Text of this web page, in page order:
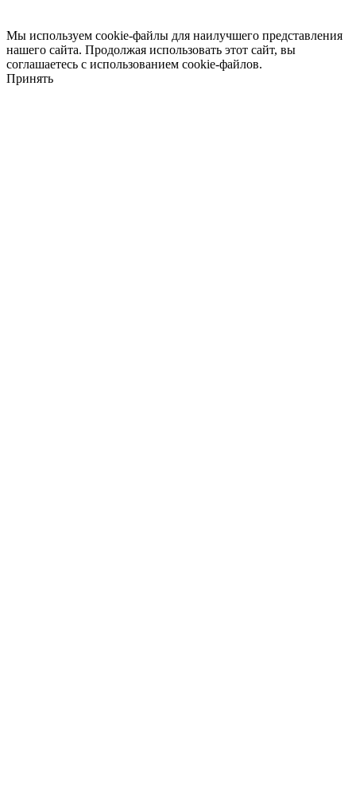
Мы используем cookie-файлы для наилучшего представления
нашего сайта. Продолжая использовать этот сайт, вы
соглашаетесь с использованием cookie-файлов.
Принять